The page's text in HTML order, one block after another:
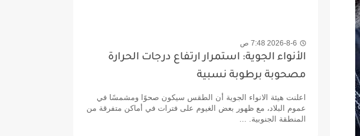
2026-8-6 7:48 ص
الأنواء الجوية: استمرار ارتفاع درجات الحرارة
مصحوبة برطوبة نسبية
اعلنت هيئة الانواء الجوية أن الطقس سيكون صحوًا ومشمسًا في
عموم البلاد، مع ظهور بعض الغيوم على فترات في أماكن متفرقة من
المنطقة الجنوبية. ...